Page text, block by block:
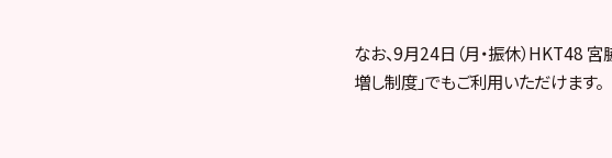
なお、9月24日（月・振休）HKT48
増し制度」でもご利用いただけます。